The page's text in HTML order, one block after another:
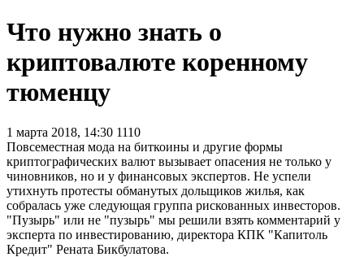
Что нужно знать о
криптовалюте коренному
тюменцу
1 марта 2018, 14:30 1110
Повсеместная мода на биткоины и другие формы
криптографических валют вызывает опасения не только у
чиновников, но и у финансовых экспертов. Не успели
утихнуть протесты обманутых дольщиков жилья, как
собралась уже следующая группа рискованных инвесторов.
"Пузырь" или не "пузырь" мы решили взять комментарий у
эксперта по инвестированию, директора КПК "Капитоль
Кредит" Рената Бикбулатова.